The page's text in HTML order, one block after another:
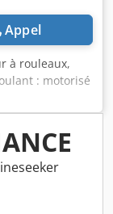
Appel
à rouleaux,
: motorisé
: Flender
3,75 à 70,2
des
: 140 mm -
-Châssis :
H1045 mm -